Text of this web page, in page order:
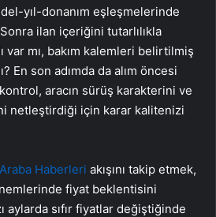
yıl-donanım eşleşmelerinde
ilan içeriğini tutarlılıkla
var mı, bakım kalemleri belirtilmiş
En son adımda da alım öncesi
aracın sürüş karakterini ve
netleştirdiği için karar kalitenizi
Araba Haberleri akışını takip etmek,
fiyat beklentisini
aylarda sıfır fiyatlar değiştiğinde